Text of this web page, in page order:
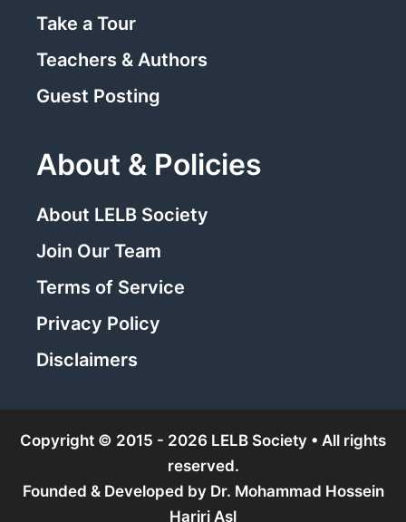
Take a Tour
Teachers & Authors
Guest Posting
About & Policies
About LELB Society
Join Our Team
Terms of Service
Privacy Policy
Disclaimers
Copyright © 2015 - 2026 LELB Society • All rights
reserved.
Founded & Developed by Dr. Mohammad Hossein
Hariri Asl